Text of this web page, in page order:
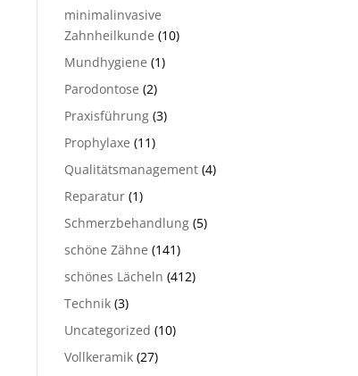
minimalinvasive
Zahnheilkunde (10)
Mundhygiene (1)
Parodontose (2)
Praxisführung (3)
Prophylaxe (11)
Qualitätsmanagement (4)
Reparatur (1)
Schmerzbehandlung (5)
schöne Zähne (141)
schönes Lächeln (412)
Technik (3)
Uncategorized (10)
Vollkeramik (27)